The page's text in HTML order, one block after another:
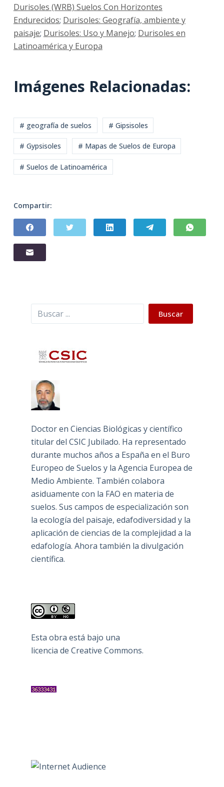
Durisoles (WRB) Suelos Con Horizontes
Endurecidos; Durisoles: Geografía, ambiente y
paisaje; Durisoles: Uso y Manejo; Durisoles en
Latinoamérica y Europa
Imágenes Relacionadas:
# geografía de suelos # Gipsisoles
# Gypsisoles # Mapas de Suelos de Europa
# Suelos de Latinoamérica
Compartir:
Buscar Buscar
Doctor en Ciencias Biológicas y científico
titular del CSIC Jubilado. Ha representado
durante muchos años a España en el Buro
Europeo de Suelos y la Agencia Europea de
Medio Ambiente. También colabora
asiduamente con la FAO en materia de
suelos. Sus campos de especialización son
la ecología del paisaje, edafodiversidad y la
aplicación de ciencias de la complejidad a la
edafología. Ahora también la divulgación
científica.
Esta obra está bajo una
licencia de Creative Commons.